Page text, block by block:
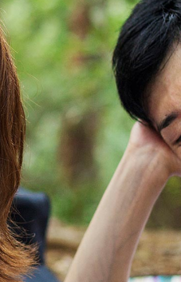
民間企業・団体イベント
SUPPORT
応援・協賛企業
NEWS
センターからのお知ら